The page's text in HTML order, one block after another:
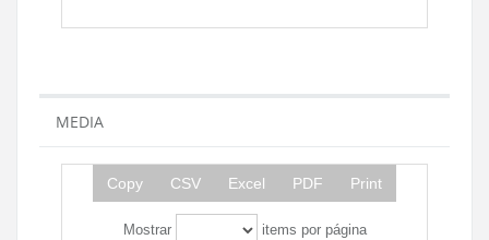
MEDIA
Copy CSV Excel PDF Print
Mostrar items por página